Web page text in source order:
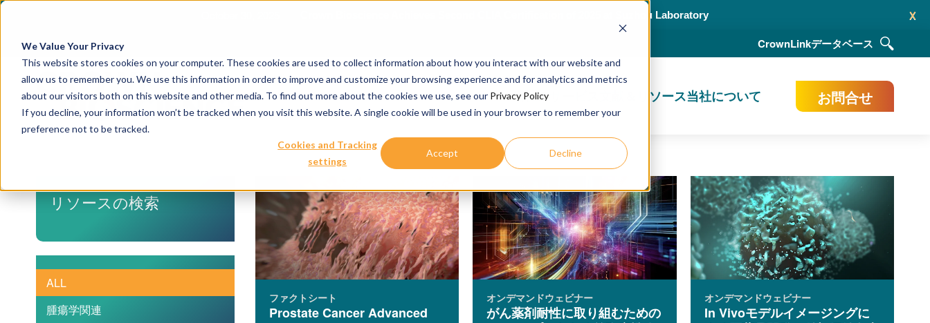
We Value Your Privacy
This website stores cookies on your computer. These cookies are used to collect information about how you interact with our website and
allow us to remember you. We use this information in order to improve and customize your browsing experience and for analytics and metrics
about our visitors both on this website and other media. To find out more about the cookies we use, see our Privacy Policy
If you decline, your information won’t be tracked when you visit this website. A single cookie will be used in your browser to remember your
preference not to be tracked.
Cookies and Tracking
settings
Accept Decline
x
Crown Bioscience Achieves Second CLIA Certification of 2025 at Suzhou Laboratory
CrownLinkデータベース
当社のサービス 文献＆リソース当社について お問合せ
ファクトシート
Prostate Cancer Advanced
オンデマンドウェビナー
がん薬剤耐性に取り組むための
オンデマンドウェビナー
In Vivoモデルイメージングに
リソースの検索
ALL
腫瘍学関連